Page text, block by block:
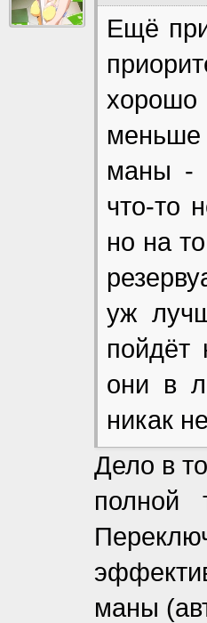
Ещё
меньше
маны -
что-то
но на
уж
пойдёт
они в
никак
Дело в
полной
маны